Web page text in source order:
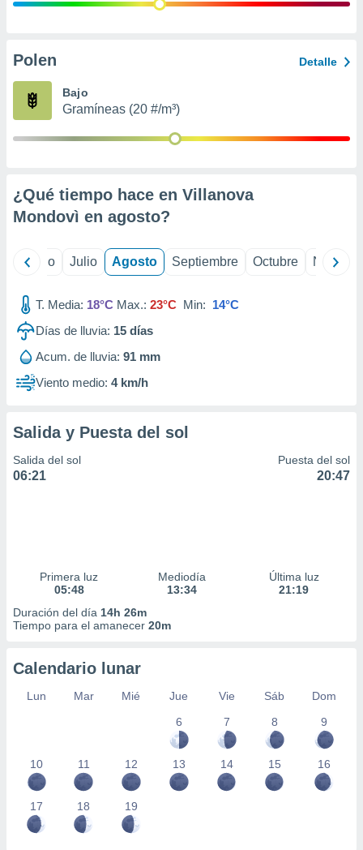
publicidad
de
Polen Detalle
Bajo
Gramíneas (20 #/m³)
¿Qué tiempo hace en Villanova
Mondovì en agosto?
Junio Julio Agosto Septiembre Octubre
T. Media: 18°C Max.: 23°C Min: 14°C
Días de lluvia: 15 días
Acum. de lluvia: 91 mm
Viento medio: 4 km/h
Salida y Puesta del sol
Salida del sol
06:21
Puesta del sol
20:47
Primera luz
05:48
Mediodía
13:34
Última luz
21:19
Duración del día 14h 26m
Tiempo para el amanecer 20m
Calendario lunar
Lun Mar Mié Jue Vie Sáb
Dom
6
7 8 9
10 11 12 13 14 15 16
17 18 19